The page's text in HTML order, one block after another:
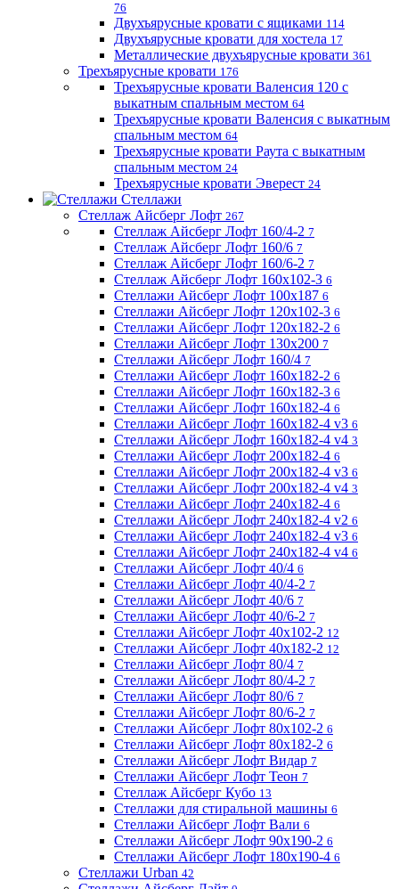
76
Двухъярусные кровати с ящиками 114
Двухъярусные кровати для хостела 17
Металлические двухъярусные кровати 361
Трехъярусные кровати 176
Трехъярусные кровати Валенсия 120 с
выкатным спальным местом 64
Трехъярусные кровати Валенсия с выкатным
спальным местом 64
Трехъярусные кровати Раута с выкатным
спальным местом 24
Трехъярусные кровати Эверест 24
Стеллажи
Стеллаж Айсберг Лофт 267
Стеллаж Айсберг Лофт 160/4-2 7
Стеллаж Айсберг Лофт 160/6 7
Стеллаж Айсберг Лофт 160/6-2 7
Стеллаж Айсберг Лофт 160х102-3 6
Стеллажи Айсберг Лофт 100х187 6
Стеллажи Айсберг Лофт 120х102-3 6
Стеллажи Айсберг Лофт 120х182-2 6
Стеллажи Айсберг Лофт 130х200 7
Стеллажи Айсберг Лофт 160/4 7
Стеллажи Айсберг Лофт 160х182-2 6
Стеллажи Айсберг Лофт 160х182-3 6
Стеллажи Айсберг Лофт 160х182-4 6
Стеллажи Айсберг Лофт 160х182-4 v3 6
Стеллажи Айсберг Лофт 160х182-4 v4 3
Стеллажи Айсберг Лофт 200х182-4 6
Стеллажи Айсберг Лофт 200х182-4 v3 6
Стеллажи Айсберг Лофт 200х182-4 v4 3
Стеллажи Айсберг Лофт 240х182-4 6
Стеллажи Айсберг Лофт 240х182-4 v2 6
Стеллажи Айсберг Лофт 240х182-4 v3 6
Стеллажи Айсберг Лофт 240х182-4 v4 6
Стеллажи Айсберг Лофт 40/4 6
Стеллажи Айсберг Лофт 40/4-2 7
Стеллажи Айсберг Лофт 40/6 7
Стеллажи Айсберг Лофт 40/6-2 7
Стеллажи Айсберг Лофт 40х102-2 12
Стеллажи Айсберг Лофт 40х182-2 12
Стеллажи Айсберг Лофт 80/4 7
Стеллажи Айсберг Лофт 80/4-2 7
Стеллажи Айсберг Лофт 80/6 7
Стеллажи Айсберг Лофт 80/6-2 7
Стеллажи Айсберг Лофт 80х102-2 6
Стеллажи Айсберг Лофт 80х182-2 6
Стеллажи Айсберг Лофт Видар 7
Стеллажи Айсберг Лофт Теон 7
Стеллаж Айсберг Кубо 13
Стеллажи для стиральной машины 6
Стеллажи Айсберг Лофт Вали 6
Стеллажи Айсберг Лофт 90х190-2 6
Стеллажи Айсберг Лофт 180х190-4 6
Стеллажи Urban 42